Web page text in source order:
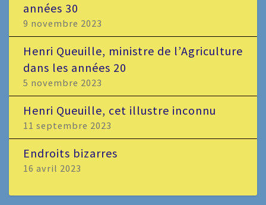
années 30
9 novembre 2023
Henri Queuille, ministre de l’Agriculture
dans les années 20
5 novembre 2023
Henri Queuille, cet illustre inconnu
11 septembre 2023
Endroits bizarres
16 avril 2023